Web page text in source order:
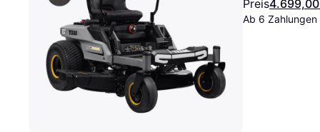
Ratenzahlung
Preis
Ab 6